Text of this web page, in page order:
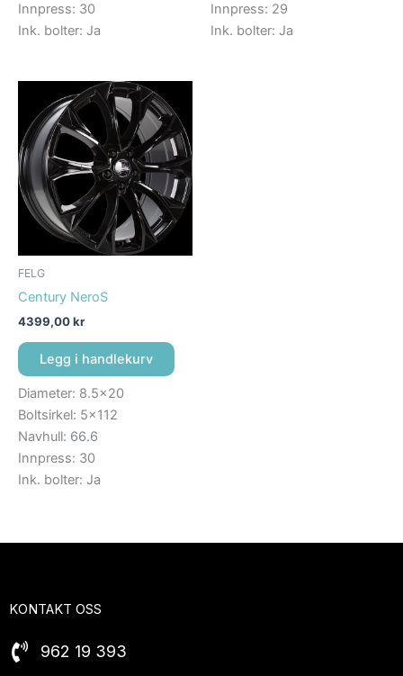
Innpress: 30
Ink. bolter: Ja
Innpress: 29
Ink. bolter: Ja
FELG
Century NeroS
4399,00kr
Legg i handlekurv
Diameter: 8.5×20
Boltsirkel: 5×112
Navhull: 66.6
Innpress: 30
Ink. bolter: Ja
KONTAKT OSS
962 19 393